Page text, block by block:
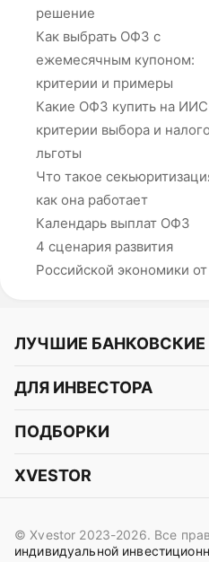
решение
Как выбрать ОФЗ с
ежемесячным купоном:
критерии и примеры
Какие ОФЗ купить на
критерии выбора и
льготы
Что такое
как она работает
Календарь выплат ОФЗ
4 сценария развития
Российской экономики
ЛУЧШИЕ
Альфа-Банк
СБЕР
Газпромбанк
OZON Банк
ДЛЯ ИНВЕСТОРА
Курс акций
Курс облигаций
Прогнозы на
ПОДБОРКИ
Подборки акций
Подборки облигаций
XVESTOR
Вконтакте
© Xvestor 2023-2026. Все
индивидуальной